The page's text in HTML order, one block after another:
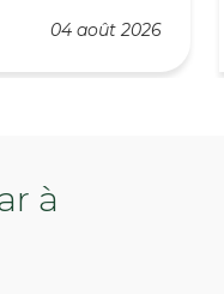
04 août 2026
à